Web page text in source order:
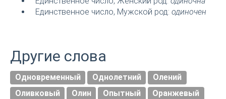
Единственное число, Мужской род: одиночен
Другие слова
Одновременный Однолетний
Олений
Оливковый
Олин Опытный
Оранжевый